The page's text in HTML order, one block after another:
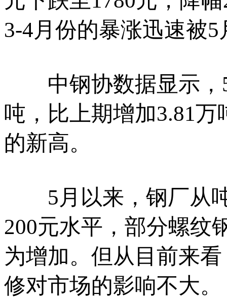
3-4月份的暴涨迅速被
中钢协数据显示，5
吨，比上期增加3.81万
的新高。
5月以来，钢厂从吨
200元水平，部分螺纹
为增加。但从目前来
修对市场的影响不大。